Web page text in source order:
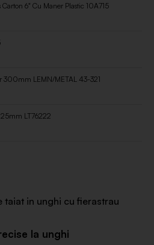
6" Cu Maner Plastic 10A715
300mm LEMN/METAL 43-321
25mm LT76222
taiat in unghi cu fierastrau
la unghi